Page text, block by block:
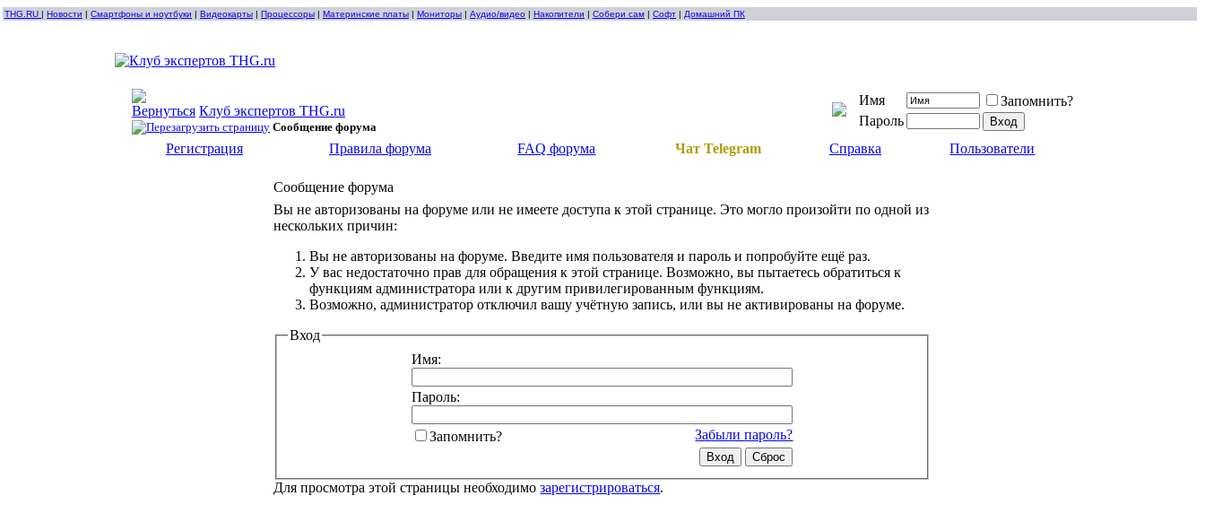
THG.RU | Новости | Смартфоны и ноутбуки | Видеокарты | Процессоры | Материнские платы | Мониторы | Аудио/видео | Накопители | Собери сам | Софт | Домашний ПК
Клуб экспертов THG.ru
Сообщение форума
Имя
Запомнить?
Пароль
Регистрация
Правила форума FAQ форума Чат Telegram Справка Пользователи
Сообщение форума
Вы не авторизованы на форуме или не имеете доступа к этой странице. Это могло произойти по одной из
нескольких причин:
Вы не авторизованы на форуме. Введите имя пользователя и пароль и попробуйте ещё раз.
У вас недостаточно прав для обращения к этой странице. Возможно, вы пытаетесь обратиться к
функциям администратора или к другим привилегированным функциям.
Возможно, администратор отключил вашу учётную запись, или вы не активированы на форуме.
Вход
Имя:
Пароль:
Забыли пароль?
Запомнить?
Для просмотра этой страницы необходимозарегистрироваться.